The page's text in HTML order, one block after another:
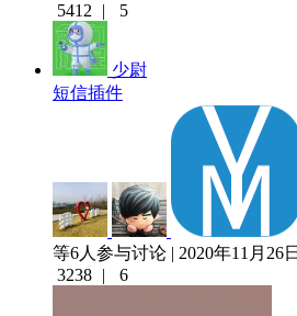
5412
| 5
少尉
短信插件
等6人参与讨论 | 2020年11月26
3238 | 6